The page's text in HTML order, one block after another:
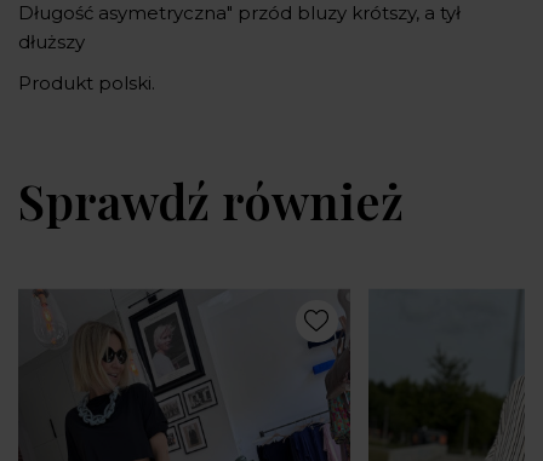
Długość asymetryczna" przód bluzy krótszy, a tył
dłuższy
Produkt polski.
Sprawdź również